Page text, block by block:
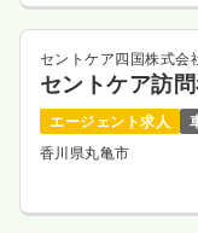
セントケア四国株式会
セントケア訪
エージェント求人
香川県丸亀市